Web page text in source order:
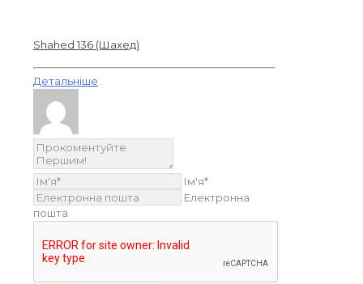
Shahed 136 (Шахед)
Детальніше
Ім'я*
Електронна
пошта